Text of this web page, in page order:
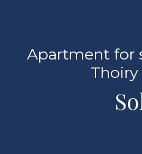
Apartment for
Thoiry